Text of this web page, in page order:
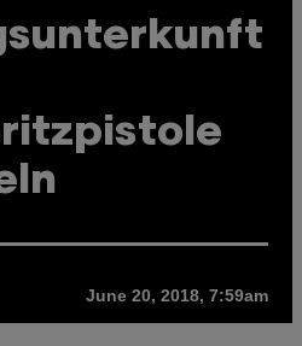
June 20, 2018, 7:59am